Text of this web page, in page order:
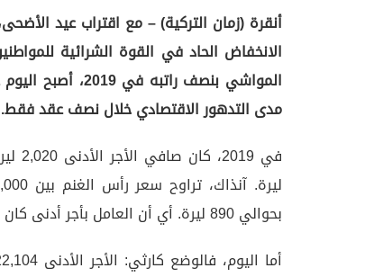
أنقرة (زمان التركية) – مع اقتراب عيد
الانخفاض الحاد في القوة الشرائية
مدى التدهور الاقتصادي خلال نصف عقد فقط.
بحوالي 890 ليرة. أي أن العامل بأجر أدنى كان يستطيع شراء أضحية وتغطية احتياجاته الأساسية من راتبه.